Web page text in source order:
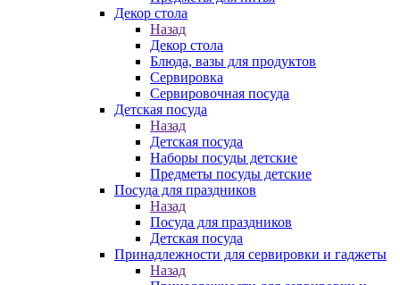
Декор стола
Назад
Декор стола
Блюда, вазы для продуктов
Сервировка
Сервировочная посуда
Детская посуда
Назад
Детская посуда
Наборы посуды детские
Предметы посуды детские
Посуда для праздников
Назад
Посуда для праздников
Детская посуда
Принадлежности для сервировки и гаджеты
Назад